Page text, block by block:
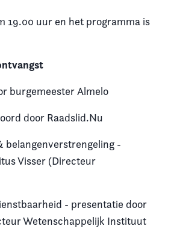
19.00 uur en het programma is
burgemeester Almelo
door Raadslid.Nu
belangenverstrengeling -
Visser (Directeur
- presentatie door
Wetenschappelijk Instituut